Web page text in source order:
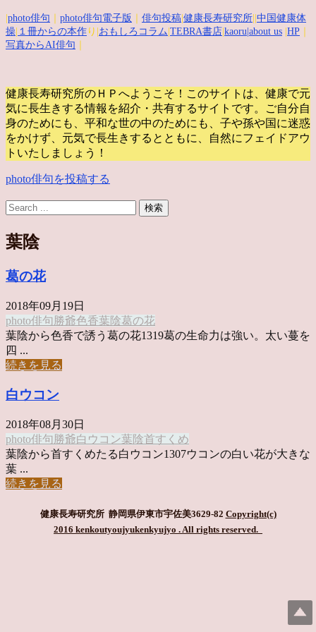
photo俳句 photo俳句電子版 俳句投稿 健康長寿研究所 中国健康体
操 １冊からの本作 り| おもしろコラム TEBRA書店 kaoru |about us HP
写真からAI俳句
健康長寿研究所のＨＰへようこそ！このサイトは、健康で元
気に長生きする情報を紹介・共有するサイトです。
ご自分自
身のためにも、平和な世の中のためにも、子や孫や国に迷惑
をかけず、元気で長生きするとともに、自然にフェイドアウ
トいたしましょう！
photo俳句を投稿する
葉陰
葛の花
2018年09月19日
photo俳句 勝爺色香葉陰葛の花
葉陰から色香で誘う葛の花1319葛の生命力は強い。太い蔓を
四 ...
続きを見る
白ウコン
2018年08月30日
photo俳句 勝爺白ウコン葉陰首すくめ
葉陰から首すくめたる白ウコン1307ウコンの白い花が大きな
葉 ...
続きを見る
健康長寿研究所 静岡県伊東市宇佐美3629-82 Copyright(c)
2016 kenkoutyoujyukenkyujyo . All rights reserved.